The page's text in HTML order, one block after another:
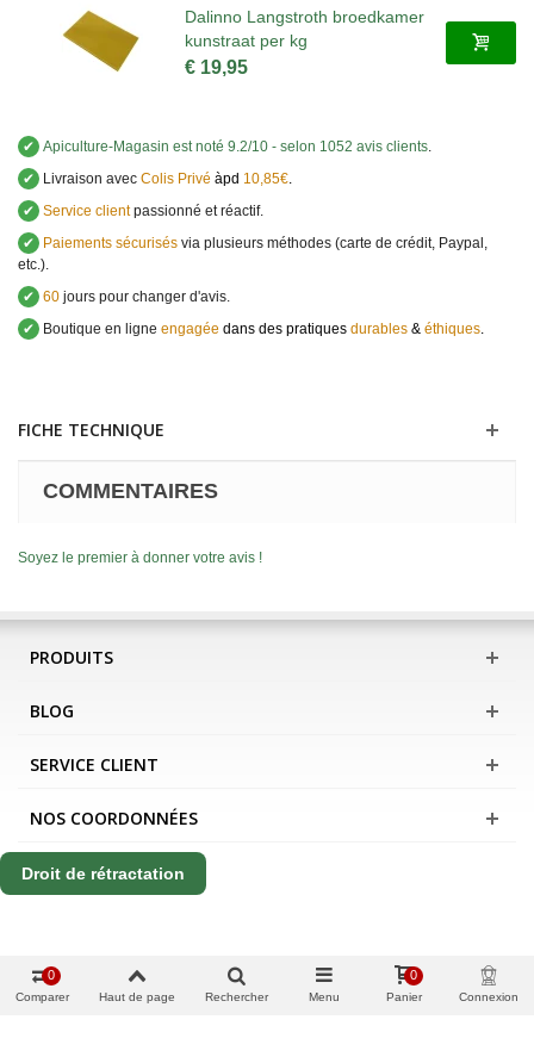
Dalinno Langstroth broedkamer
kunstraat per kg
€ 19,95
✔ Apiculture-Magasin est noté 9.2/10 - selon 1052 avis clients
✔
Livraison avec Colis Privé àpd 10,85€
✔ Service clientpassionné et réactif.
✔
Paiements sécurisés via plusieurs méthodes (carte de crédit, Paypal,
etc.).
✔ 60 jours pour changer d'avis.
✔
Boutique en ligne engagée dans des pratiques durables & éthiques
FICHE TECHNIQUE
COMMENTAIRES
Soyez le premier à donner votre avis !
PRODUITS
BLOG
SERVICE CLIENT
NOS COORDONNÉES
Droit de rétractation
Comparer
0
Haut de page Rechercher Menu Panier
0
Connexion